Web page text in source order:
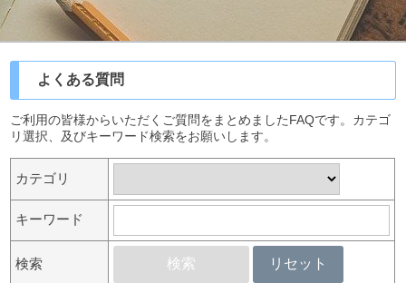
よくある質問
ご利用の皆様からいただくご質問をまとめましたFAQです。カテゴ
リ選択、及びキーワード検索をお願いします。
カテゴリ
キーワード
検索 検索 リセット